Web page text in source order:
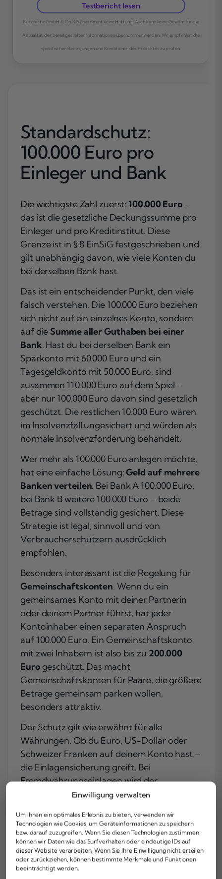
Einwilligung verwalten
Um Ihnen ein optimales Erlebnis zu bieten, verwenden wir
Technologien wie Cookies, um Geräteinformationen zu speichern
bzw. darauf zuzugreifen. Wenn Sie diesen Technologien zustimmen,
können wir Daten wie das Surfverhalten oder eindeutige IDs auf
dieser Website verarbeiten. Wenn Sie Ihre Einwilligung nicht erteilen
oder zurückziehen, können bestimmte Merkmale und Funktionen
beeinträchtigt werden.
Testbericht lesen
Buzzmatic GmbH & Co. KG übernimmt keine Haftung. Auch kann keine Gewähr für die
Aktualität der bereitgestellten Informationen übernommen werden. Wir empfehlen, die
spezifischen Bedingungen und Konditionen des Produktes zu prüfen.
Standardschutz:
100.000 Euro pro
Einleger und Bank
Die wichtigste Zahl zuerst:100.000 Euro –
das ist die gesetzliche Deckungssumme pro
Einleger und pro Kreditinstitut. Diese
Grenze ist in § 8 EinSiG festgeschrieben und
gilt unabhängig davon, wie viele Konten du
bei derselben Bank hast.
Das ist ein entscheidender Punkt, den viele
falsch verstehen. Die 100.000 Euro beziehen
sich nicht auf ein einzelnes Konto, sondern
auf dieSumme aller Guthaben bei einer
Bank. Hast du bei derselben Bank ein
Sparkonto mit 60.000 Euro und ein
Tagesgeldkonto mit 50.000 Euro, sind
zusammen 110.000 Euro auf dem Spiel –
aber nur 100.000 Euro davon sind gesetzlich
geschützt. Die restlichen 10.000 Euro wären
im Insolvenzfall ungesichert und würden als
normale Insolvenzforderung behandelt.
Wer mehr als 100.000 Euro anlegen möchte,
hat eine einfache Lösung:Geld auf mehrere
Banken verteilen. Bei Bank A 100.000 Euro,
bei Bank B weitere 100.000 Euro – beide
Beträge sind vollständig gesichert. Diese
Strategie ist legal, sinnvoll und von
Verbraucherschützern ausdrücklich
empfohlen.
Besonders interessant ist die Regelung für
Gemeinschaftskonten. Wenn du ein
gemeinsames Konto mit deiner Partnerin
oder deinem Partner führst, hat jeder
Kontoinhaber einen separaten Anspruch
auf 100.000 Euro. Ein Gemeinschaftskonto
mit zwei Inhabern ist also bis zu 200.000
Eurogeschützt. Das macht
Gemeinschaftskonten für Paare, die größere
Beträge gemeinsam parken wollen,
besonders attraktiv.
Der Schutz gilt wie erwähnt für alle
Währungen. Ob du Euro, US-Dollar oder
Schweizer Franken auf deinem Konto hast –
die Einlagensicherung greift. Bei
Fremdwährungseinlagen wird der
Gegenwert zum Zeitpunkt des
und dann gilt die 100.000-Euro-Grenze.
Was ist mit Wertpapieren im Depot? Hier
musst du unterscheiden. Die Wertpapiere
selbst – also Aktien, Anleihen, ETFs – sind